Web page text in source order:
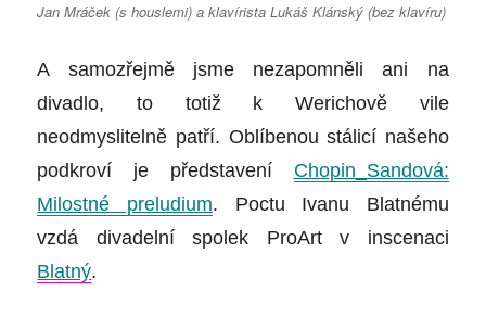
Jan Mráček (s houslemi) a klavírista Lukáš Klánský (bez klavíru)
A samozřejmě jsme nezapomněli ani na
divadlo, to totiž k Werichově vile
neodmyslitelně patří. Oblíbenou stálicí našeho
podkroví je představení Chopin_Sandová:
Milostné preludium. Poctu Ivanu Blatnému
vzdá divadelní spolek ProArt v inscenaci
Blatný.